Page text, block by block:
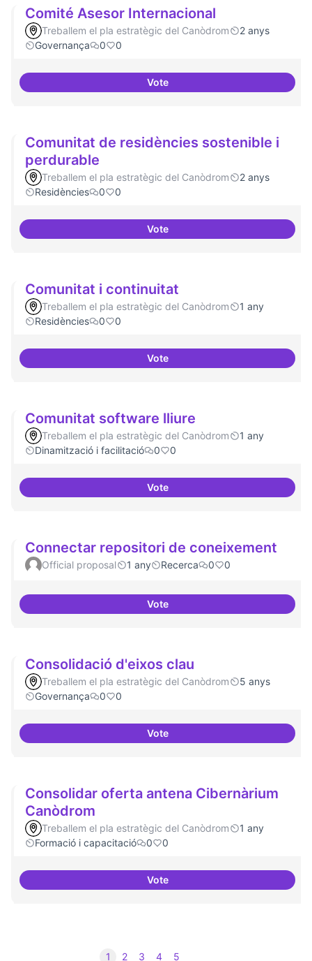
Comité Asesor Internacional
Treballem el pla estratègic del Canòdrom
2 anys
Governança
0 0
VoteComité Asesor Internacional
Comunitat de residències sostenible i
perdurable
Treballem el pla estratègic del Canòdrom
2 anys
Residències
0 0
Vote Comunitat
Comunitat i continuitat
Treballem el pla estratègic del Canòdrom
1 any
Residències
0 0
VoteComunitat i continuitat
Comunitat software lliure
Treballem el pla estratègic del Canòdrom
1 any
Dinamització i facilitació
0 0
VoteComunitat software lliure
Connectar repositori de coneixement
Official proposal 1 any Recerca 0 0
VoteConnectar repositori de
Consolidació d'eixos clau
Treballem el pla estratègic del Canòdrom
5 anys
Governança
0 0
VoteConsolidació d'eixos clau
Consolidar oferta antena Cibernàrium
Canòdrom
Treballem el pla estratègic del Canòdrom
1 any
Formació i capacitació
0 0
VoteConsolidar oferta antena
1 2 3 4 5